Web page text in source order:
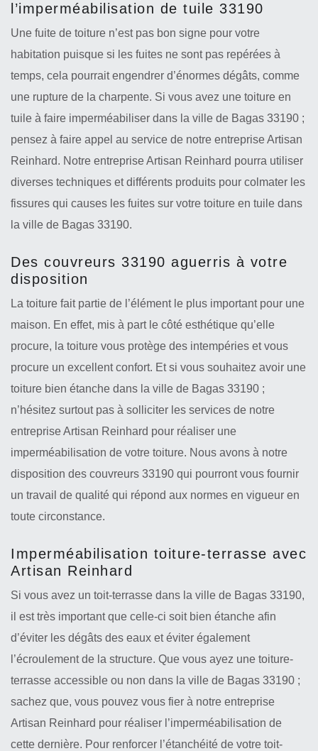
l’imperméabilisation de tuile 33190
Une fuite de toiture n’est pas bon signe pour votre
habitation puisque si les fuites ne sont pas repérées à
temps, cela pourrait engendrer d’énormes dégâts, comme
une rupture de la charpente. Si vous avez une toiture en
tuile à faire imperméabiliser dans la ville de Bagas 33190 ;
pensez à faire appel au service de notre entreprise Artisan
Reinhard. Notre entreprise Artisan Reinhard pourra utiliser
diverses techniques et différents produits pour colmater les
fissures qui causes les fuites sur votre toiture en tuile dans
la ville de Bagas 33190.
Des couvreurs 33190 aguerris à votre
disposition
La toiture fait partie de l’élément le plus important pour une
maison. En effet, mis à part le côté esthétique qu’elle
procure, la toiture vous protège des intempéries et vous
procure un excellent confort. Et si vous souhaitez avoir une
toiture bien étanche dans la ville de Bagas 33190 ;
n’hésitez surtout pas à solliciter les services de notre
entreprise Artisan Reinhard pour réaliser une
imperméabilisation de votre toiture. Nous avons à notre
disposition des couvreurs 33190 qui pourront vous fournir
un travail de qualité qui répond aux normes en vigueur en
toute circonstance.
Imperméabilisation toiture-terrasse avec
Artisan Reinhard
Si vous avez un toit-terrasse dans la ville de Bagas 33190,
il est très important que celle-ci soit bien étanche afin
d’éviter les dégâts des eaux et éviter également
l’écroulement de la structure. Que vous ayez une toiture-
terrasse accessible ou non dans la ville de Bagas 33190 ;
sachez que, vous pouvez vous fier à notre entreprise
Artisan Reinhard pour réaliser l’imperméabilisation de
cette dernière. Pour renforcer l’étanchéité de votre toit-